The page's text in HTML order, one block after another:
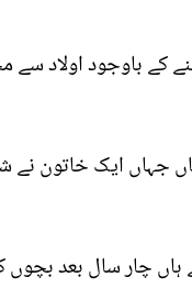
باوجود اولاد سے
جہاں ایک خاتون نے
ہاں چار سال بعد